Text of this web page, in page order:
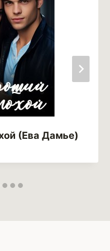
(Ева Дамье)